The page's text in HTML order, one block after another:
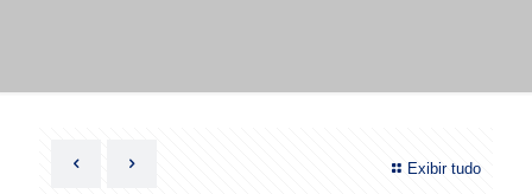
Exibir tudo